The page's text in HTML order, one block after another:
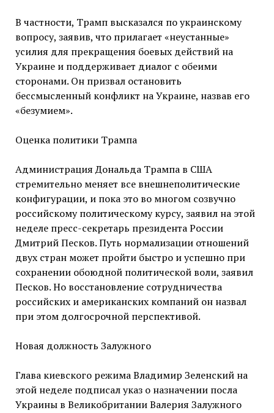
В частности, Трамп высказался по украинскому
вопросу, заявив, что прилагает «неустанные»
усилия для прекращения боевых действий на
Украине и поддерживает диалог с обеими
сторонами. Он призвал остановить
бессмысленный конфликт на Украине, назвав его
«безумием».
Оценка политики Трампа
Администрация Дональда Трампа в США
стремительно меняет все внешнеполитические
конфигурации, и пока это во многом созвучно
российскому политическому курсу, заявил на этой
неделе пресс-секретарь президента России
Дмитрий Песков. Путь нормализации отношений
двух стран может пройти быстро и успешно при
сохранении обоюдной политической воли, заявил
Песков. Но восстановление сотрудничества
российских и американских компаний он назвал
при этом долгосрочной перспективой.
Новая должность Залужного
Глава киевского режима Владимир Зеленский на
этой неделе подписал указ о назначении посла
Украины в Великобритании Валерия Залужного